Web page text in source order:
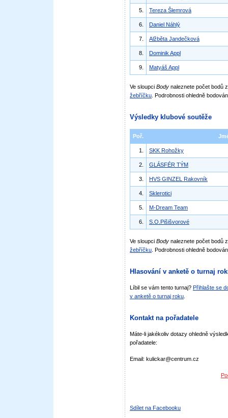
5. Tereza Šlemrová
6. Daniel Náhlý
7. Alžběta Jandečková
8. Dominik Appl
9. Matyáš Appl
Ve sloupci Body naleznete počet bodů
žebříčku . Podrobnosti ohledně
Výsledky klubové soutěže
Poř.
1. SKK Rohožky
2. GLÁSFÉR TÝM
3. HVS GINZEL Rakovník
4. Sklerotici
5. M-Dream Team
6. S.O.Pišišvorové
Ve sloupci Body naleznete počet bodů
žebříčku . Podrobnosti ohledně
Hlasování v anketě o turnaj
Líbil se vám tento turnaj? Přihlašte se
v anketě o turnaj roku
Kontakt na pořadatele
Máte-li jakékoliv dotazy ohledně
pořadatele:
Email: kulickar@centrum.cz
Sdílet na Facebooku